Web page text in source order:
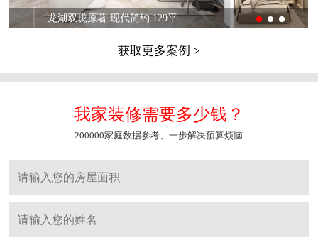
龙湖双珑原著 现代简约 129平
获取更多案例 >
我家装修需要多少钱？
200000家庭数据参考、一步解决预算烦恼